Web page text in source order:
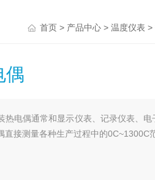
首页> 产品中心> 温度仪表 >
偶
热电偶通常和显示仪表、记录仪表、电
直接测量各种生产过程中的0C~1300C